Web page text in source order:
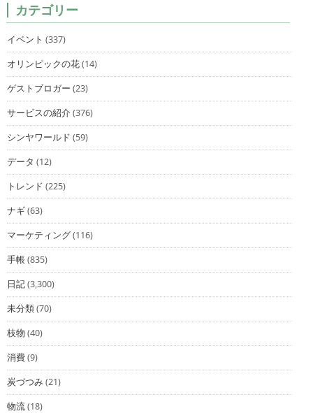
カテゴリー
イベント (337)
オリンピックの花(14)
ゲストブロガー (23)
サービスの紹介(376)
シンヤワールド (59)
データ (12)
トレンド (225)
ナギ(63)
マーケティング(116)
手帳(835)
日記(3,300)
未分類(70)
枝物 (40)
消費(9)
炭づつみ(21)
物流(18)